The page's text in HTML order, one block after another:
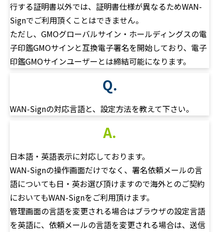
行する証明書以外では、証明書仕様が異なるためWAN-
Signでご利用頂くことはできません。
ただし、GMOグローバルサイン・ホールディングスの電
子印鑑GMOサインと互換電子署名を開始しており、電子
印鑑GMOサインユーザーとは締結可能になります。
Q.
WAN-Signの対応言語と、設定方法を教えて下さい。
A.
日本語・英語表示に対応しております。
WAN-Signの操作画面だけでなく、署名依頼メールの言
語についても日・英お選び頂けますので海外とのご契約
においてもWAN-Signをご利用頂けます。
管理画面の言語を変更される場合はブラウザの設定言語
を英語に、依頼メールの言語を変更される場合は、送信